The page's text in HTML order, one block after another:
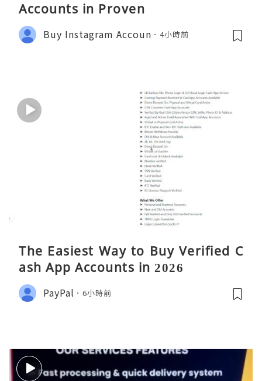
Accounts in Proven
Buy Instagram Accoun 4小時前
The Easiest Way to Buy Verified C
ash App Accounts in 2026
PayPal 6小時前